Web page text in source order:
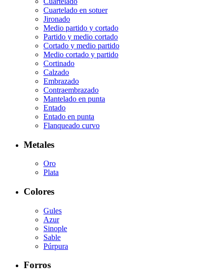
Cuartelado en sotuer
Jironado
Medio partido y cortado
Partido y medio cortado
Cortado y medio partido
Medio cortado y partido
Cortinado
Calzado
Embrazado
Contraembrazado
Mantelado en punta
Entado
Entado en punta
Flanqueado curvo
Metales
Oro
Plata
Colores
Gules
Azur
Sinople
Sable
Púrpura
Forros